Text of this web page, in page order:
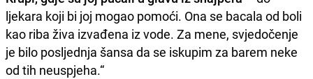
ljekara koji bi joj mogao pomoći. Ona se bacala od boli
kao riba živa izvađena iz vode. Za mene, svjedočenje
je bilo posljednja šansa da se iskupim za barem neke
od tih neuspjeha.“